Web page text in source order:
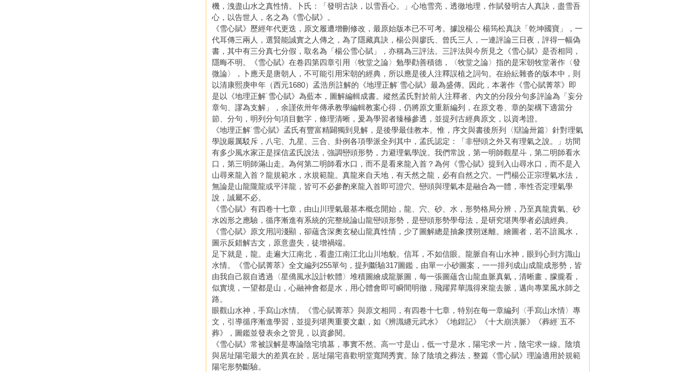
機，洩盡山水之真性情。卜氏：「發明古訣，以雪吾心。」心地雪亮，透徹地理，作賦發明古人真訣，盡雪吾
心，以告世人，名之為《雪心賦》。
《雪心賦》歷經年代更迭，原文履遭增刪修改，最原始版本已不可考。據說楊公 楊筠松真訣「乾坤國寶」，一
代耳傳三兩人，選賢能誠實之人傳之，為了隱藏真訣，楊公與廖氏、曾氏三人，一連評論三日夜，評得一幅偽
書，其中有三分真七分假，取名為「楊公雪心賦」，亦稱為三評法。三評法與今所見之《雪心賦》是否相同，
隱晦不明。《雪心賦》在卷四第四章引用〈牧堂之論〉勉學勸善積德，〈牧堂之論〉指的是宋朝牧堂著作〈發
微論〉，卜應天是唐朝人，不可能引用宋朝的經典，所以應是後人注釋誤植之詞句。在紛紜雜沓的版本中，則
以清康熙庚申年（西元1680）孟浩所註解的《地理正解˙雪心賦》最為盛傳。因此，本著作《雪心賦菁萃》即
是以《地理正解˙雪心賦》為藍本，圖解編輯成書。縱然孟氏對於前人注釋者、內文的分段分句多評論為「妄分
章句、謬為支解」，余謹依卅年傳承教學編輯教案心得，仍將原文重新編列，在原文卷、章的架構下適當分
節、分句，明列分句項目數字，條理清晰，爰為學習者臻極參透，並提列古經典原文，以資考證。
《地理正解˙雪心賦》孟氏有豐富精闢獨到見解，是後學最佳教本。惟，序文與書後所列〈辯論卅篇〉針對理氣
學說嚴厲駁斥，八宅、九星、三合、卦例各項學派全列其中，孟氏認定：「非巒頭之外又有理氣之說。」坊間
有多少風水家正是採信孟氏說法，強調巒頭形勢，力避理氣學說。我們常說，第一明師觀星斗，第二明師看水
口，第三明師滿山走。為何第二明師看水口，而不是看來龍入首？為何《雪心賦》提到入山尋水口，而不是入
山尋來龍入首？龍規範水，水規範龍。真龍來自天地，有天然之龍，必有自然之穴。一門楊公正宗理氣水法，
無論是山龍隴龍或平洋龍，皆可不必參酌來龍入首即可證穴。巒頭與理氣本是融合為一體，率性否定理氣學
說，誠屬不必。
《雪心賦》有四卷十七章，由山川理氣最基本概念開始，龍、穴、砂、水，形勢格局分辨，乃至真龍貴氣、砂
水凶形之應驗，循序漸進有系統的完整統論山龍巒頭形勢，是巒頭形勢學母法，是研究堪輿學者必讀經典。
《雪心賦》原文用詞淺顯，卻蘊含深奧玄秘山龍真性情，少了圖解總是抽象撲朔迷離。繪圖者，若不諳風水，
圖示反錯解古文，原意盡失，徒增禍端。
足下就是，龍。走遍大江南北，看盡江南江北山川地貌。信耳，不如信眼。龍脈自有山水神，眼到心到方識山
水情。《雪心賦菁萃》全文編列255單句，提列斷驗317圖鑑，由單一小砂圖案，一一排列成山成龍成形勢，皆
由我自己親自透過〈星僑風水設計軟體〉堆積圖繪成龍脈圖，每一張圖蘊含山龍血脈真氣，清晰畫，朦朧看，
似實境，一望都是山，心融神會都是水，用心體會即可瞬間明徹，飛躍昇華識得來龍去脈，邁向專業風水師之
路。
眼觀山水神，手寫山水情。《雪心賦菁萃》與原文相同，有四卷十七章，特別在每一章編列〈手寫山水情〉專
文，引導循序漸進學習，並提列堪輿重要文獻，如《辨識纏元武水》《地鉗記》《十大崩洪脈》《葬經˙五不
葬》，圖鑑並發表余之管見，以資參閱。
《雪心賦》常被誤解是專論陰宅墳墓，事實不然。高一寸是山，低一寸是水，陽宅求一片，陰宅求一線。陰墳
與居址陽宅最大的差異在於，居址陽宅喜歡明堂寬闊秀實。除了陰墳之葬法，整篇《雪心賦》理論適用於規範
陽宅形勢斷驗。